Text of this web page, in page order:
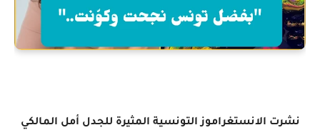
نشرت الانستغراموز التونسية المثيرة للجدل أمل المالكي